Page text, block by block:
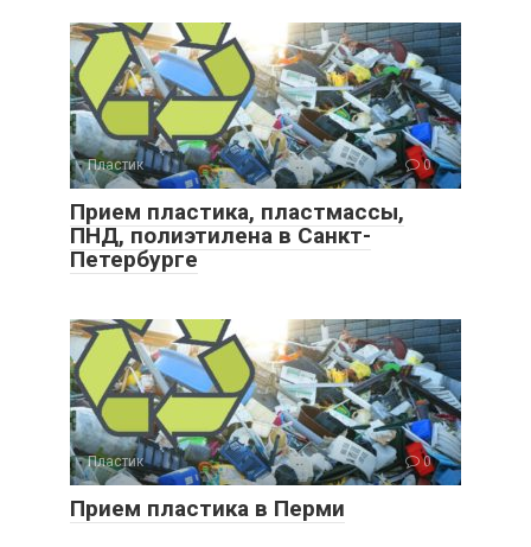
Пластик 0
Прием пластика, пластмассы,
ПНД, полиэтилена в Санкт-
Петербурге
Пластик 0
Прием пластика в Перми